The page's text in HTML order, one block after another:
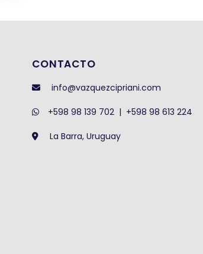
CONTACTO
info@vazquezcipriani.com
+598 98 139 702| +598 98 613 224
La Barra, Uruguay